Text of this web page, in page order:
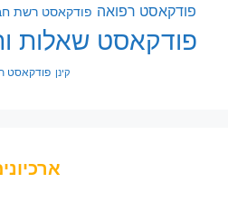
פודקאסט רפואה פודקאסט רשת
פודקאסט שאלות
קינן פודקאסט